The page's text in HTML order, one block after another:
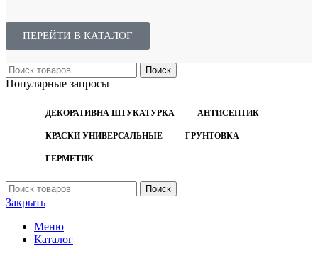
ПЕРЕЙТИ В КАТАЛОГ
Поиск
Популярные запросы
ДЕКОРАТИВНА ШТУКАТУРКА АНТИСЕПТИК
КРАСКИ УНИВЕРСАЛЬНЫЕ ГРУНТОВКА
ГЕРМЕТИК
Поиск
Закрыть
Меню
Каталог